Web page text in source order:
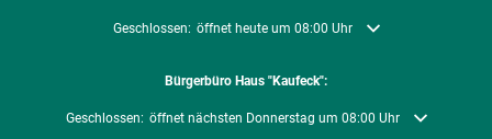
Klicken, um weitere Öffnungs- oder Schließzeiten auszublenden
Geschlossen: öffnet heute um 08:00 Uhr
Bürgerbüro Haus "Kaufeck":
Klicken, um weitere Öffnungs- oder Schließzeiten auszublenden
Geschlossen: öffnet nächsten Donnerstag um 08:00 Uhr